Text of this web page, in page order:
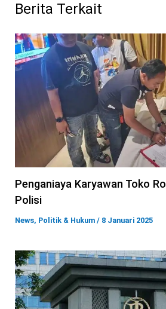
Berita Terkait
Penganiaya Karyawan Toko
Polisi
News, Politik & Hukum / 8 Januari 2025